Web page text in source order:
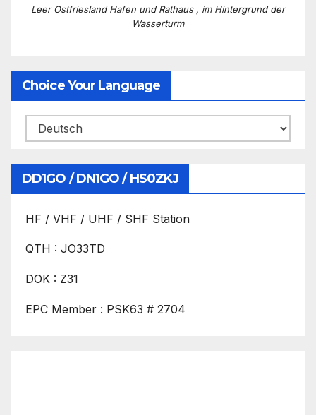
Leer Ostfriesland Hafen und Rathaus , im Hintergrund der
Wasserturm
Choice Your Language
DD1GO / DN1GO / HS0ZKJ
HF / VHF / UHF / SHF Station
QTH : JO33TD
DOK : Z31
EPC Member : PSK63 # 2704